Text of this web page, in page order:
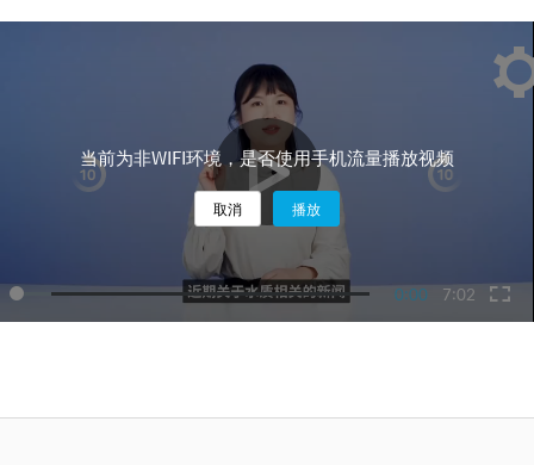
0:00 7:02
当前为非WIFI环境，是否使用手机流量播放视频
取消 播放